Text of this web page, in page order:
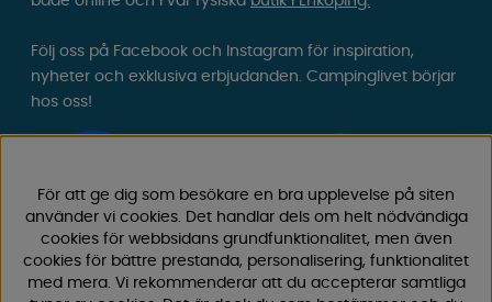
Följ oss på Facebook och Instagram för inspiration,
nyheter och exklusiva erbjudanden. Campinglivet börjar
hos oss!
För att ge dig som besökare en bra upplevelse på siten
använder vi cookies. Det handlar dels om helt nödvändiga
cookies för webbsidans grundfunktionalitet, men även
cookies för bättre prestanda, personalisering, funktionalitet
med mera. Vi rekommenderar att du accepterar samtliga